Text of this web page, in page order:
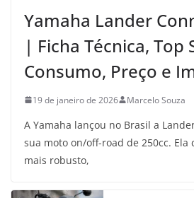
Yamaha Lander
| Ficha Técnica, Top
Consumo, Preço e
19 de janeiro de 2026 Marcelo Souza
A Yamaha lançou no Brasil a
sua moto on/off-road de 250cc. Ela
mais robusto,